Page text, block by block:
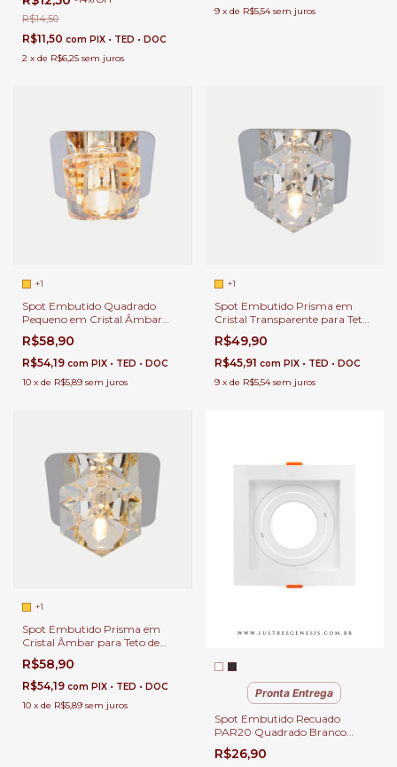
Drywall
R$14,50
R$11,50 com PIX • TED • DOC
2 x de R$6,25 sem juros
9 x de R$5,54 sem juros
+1
Spot Embutido Quadrado
Pequeno em Cristal Âmbar
para Teto de Gesso .
R$58,90
R$54,19 com PIX • TED • DOC
10 x de R$5,89 sem juros
+1
Spot Embutido Prisma em
Cristal Transparente para Teto
de Gesso.
R$49,90
R$45,91 com PIX • TED • DOC
9 x de R$5,54 sem juros
+1
Spot Embutido Prisma em
Cristal Âmbar para Teto de
Gesso.
R$58,90
R$54,19 com PIX • TED • DOC
10 x de R$5,89 sem juros
Pronta Entrega
Spot Embutido Recuado
PAR20 Quadrado Branco
Conecta ABS Bella para Forro
de Gesso Soquete E27
R$26,90